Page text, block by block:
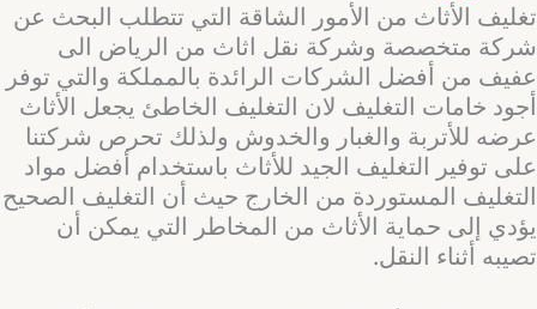
تغليف الأثاث من الأمور الشاقة التي تتطلب البحث عن
شركة متخصصة وشركة نقل اثاث من الرياض الى
عفيف من أفضل الشركات الرائدة بالمملكة والتي توفر
أجود خامات التغليف لان التغليف الخاطئ يجعل الأثاث
عرضه للأتربة والغبار والخدوش ولذلك تحرص شركتنا
على توفير التغليف الجيد للأثاث باستخدام أفضل مواد
التغليف المستوردة من الخارج حيث أن التغليف الصحيح
يؤدي إلى حماية الأثاث من المخاطر التي يمكن أن
تصيبه أثناء النقل.